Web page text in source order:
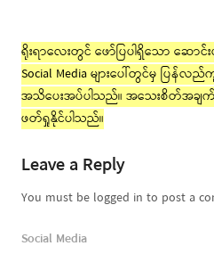
ရိုးရာလေးတွင် ဖော်ပြပါရှိသော ဆောင်
Social Media များပေါ်တွင်မှ ပြန်လည်
အသိပေးအပ်ပါသည်။ အသေးစိတ်အချ
ဖတ်ရှုနိုင်ပါသည်။
Leave a Reply
You must be logged in to post a
Social Media